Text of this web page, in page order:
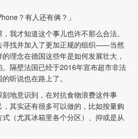
？有人还有俩？」
我才知道这个事儿也许不那么合法。
寻找并加入了更加正规的组织——当然
理念在德国这些年是如何发展壮大，
隔壁法国已经于2016年宣布超市非法
听说也在路上了。
地意识到，在对抗食物浪费这件事
其实还有很多可以做的，比如按量购
（尤其冰箱里各个分区）、抑或是从